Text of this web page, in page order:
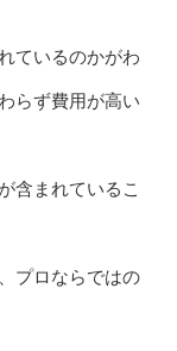
ているのかがわ
らず費用が高い
含まれているこ
プロならではの